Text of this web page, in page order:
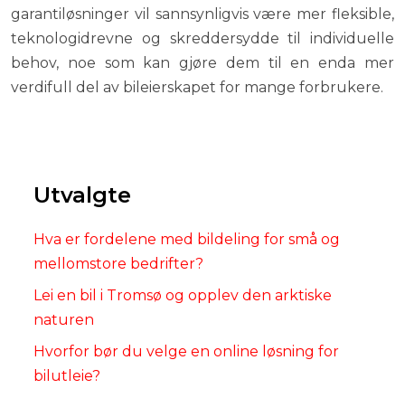
garantiløsninger vil sannsynligvis være mer fleksible,
teknologidrevne og skreddersydde til individuelle
behov, noe som kan gjøre dem til en enda mer
verdifull del av bileierskapet for mange forbrukere.
Utvalgte
Hva er fordelene med bildeling for små og
mellomstore bedrifter?
Lei en bil i Tromsø og opplev den arktiske
naturen
Hvorfor bør du velge en online løsning for
bilutleie?